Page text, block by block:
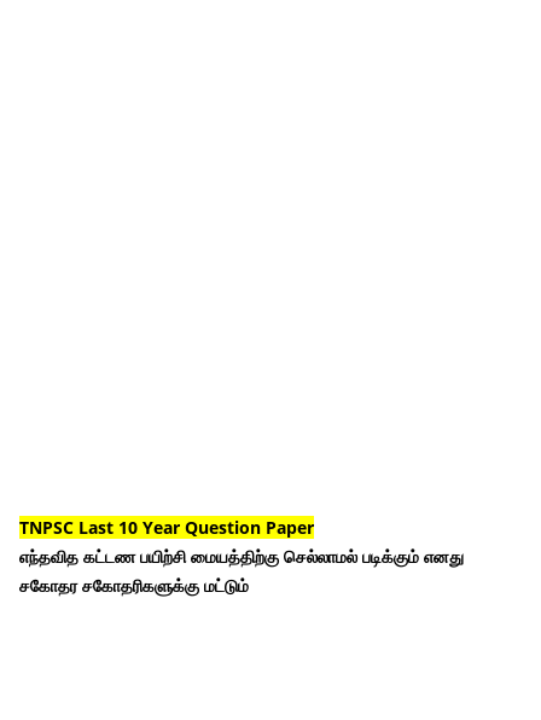
TNPSC Last 10 Year Question Paper
எந்தவித கட்டண பயிற்சி மையத்திற்கு செல்லாமல் படிக்கும் எனது
சகோதர சகோதரிகளுக்கு மட்டும்